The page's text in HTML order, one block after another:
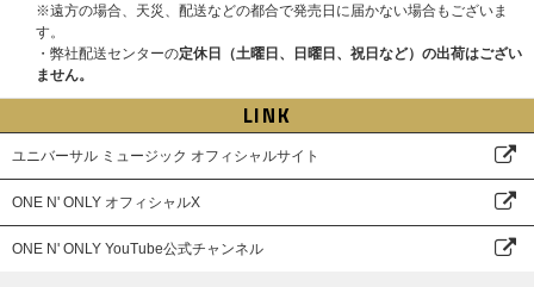
＜応募受付期間＞
■1回目
CD予約期間：2026年３月30日(月)11:00～4月5日(日)23:59
応募用シリアル/応募サイトURL通知日時：4月7日(火)18:00以降
応募期間：4月７日(火)18:00～4月9日(木)23:59
応募用シリアル/応募サイトURL通知日時：4月16日(木)18:00以降
当落発表：4月21日(火)18:00頃
※遠方の場合、天災、配送などの都合で発売日に届かない場合もございま
す。
・弊社配送センターの定休日（土曜日、日曜日、祝日など）の出荷はござい
ません。
LINK
ユニバーサル ミュージック オフィシャルサイト
ONE N' ONLY オフィシャルX
ONE N' ONLY YouTube公式チャンネル